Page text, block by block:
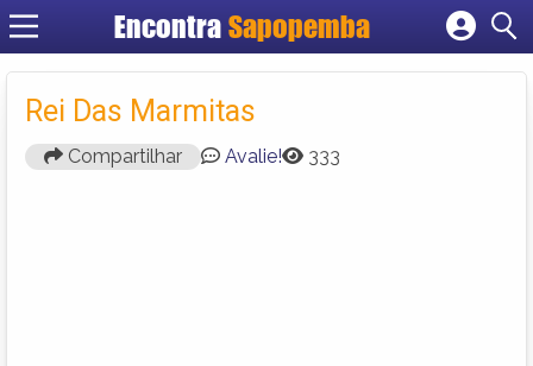
Encontra Sapopemba
Cadastrar empresa
Criar conta
Rei Das Marmitas
Compartilhar Avalie! 333